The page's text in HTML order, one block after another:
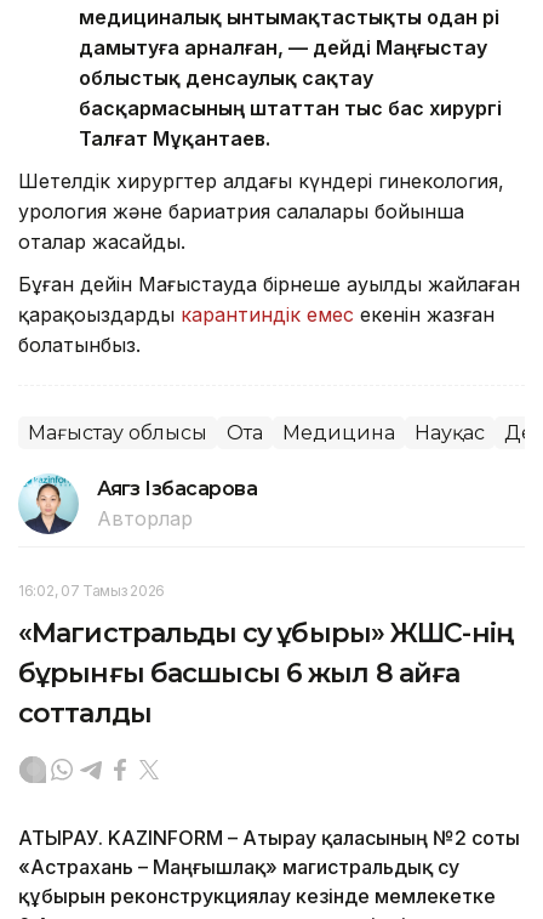
медициналық ынтымақтастықты одан әрі
дамытуға арналған, — дейді Маңғыстау
облыстық денсаулық сақтау
басқармасының штаттан тыс бас хирургі
Талғат Мұқантаев.
Шетелдік хирургтер алдағы күндері гинекология,
урология және бариатрия салалары бойынша
оталар жасайды.
Бұған дейін Маңғыстауда бірнеше ауылды жайлаған
қарақоңыздардың карантиндік емес екенін жазған
болатынбыз.
Маңғыстау облысы Ота Медицина Науқас
Аягөз Ізбасарова
Авторлар
16:02, 07 Тамыз 2026
«Магистральдық су құбыры» ЖШС-нің
бұрынғы басшысы 6 жыл 8 айға
сотталды
АТЫРАУ. KAZINFORM – Атырау қаласының №2 соты
«Астрахань – Маңғышлақ» магистральдық су
құбырын реконструкциялау кезінде мемлекетке